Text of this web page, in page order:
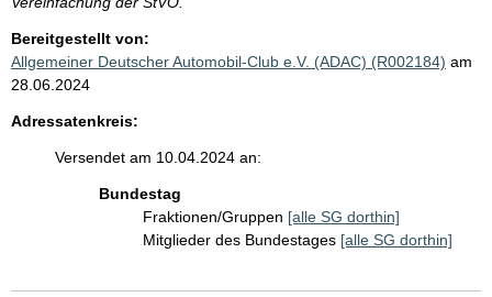
Bereitgestellt von:
Allgemeiner Deutscher Automobil-Club e.V. (ADAC) (R002184) am
28.06.2024
Adressatenkreis:
Versendet am 10.04.2024 an:
Bundestag
Fraktionen/Gruppen [alle SG dorthin]
Mitglieder des Bundestages [alle SG dorthin]